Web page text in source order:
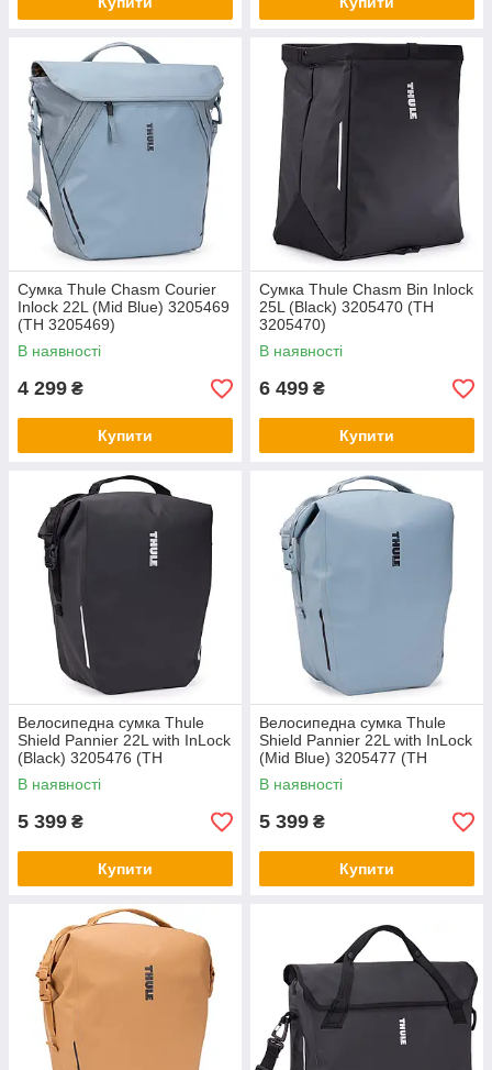
Сумка Thule Chasm Courier
Inlock 22L (Mid Blue) 3205469
(TH 3205469)
В наявності
4 299 ₴
Купити
Сумка Thule Chasm Bin Inlock
25L (Black) 3205470 (TH
3205470)
В наявності
6 499 ₴
Купити
Велосипедна сумка Thule
Shield Pannier 22L with InLock
(Black) 3205476 (TH
3205476)
В наявності
5 399 ₴
Купити
Велосипедна сумка Thule
Shield Pannier 22L with InLock
(Mid Blue) 3205477 (TH
3205477)
В наявності
5 399 ₴
Купити